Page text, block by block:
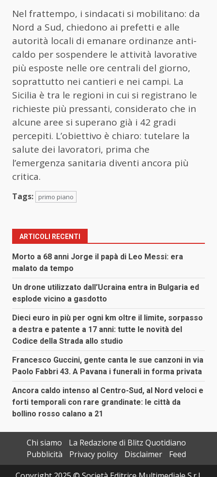
Nel frattempo, i sindacati si mobilitano: da
Nord a Sud, chiedono ai prefetti e alle
autorità locali di emanare ordinanze anti-
caldo per sospendere le attività lavorative
più esposte nelle ore centrali del giorno,
soprattutto nei cantieri e nei campi. La
Sicilia è tra le regioni in cui si registrano le
richieste più pressanti, considerato che in
alcune aree si superano già i 42 gradi
percepiti. L’obiettivo è chiaro: tutelare la
salute dei lavoratori, prima che
l’emergenza sanitaria diventi ancora più
critica.
Tags: primo piano
ARTICOLI RECENTI
Morto a 68 anni Jorge il papà di Leo Messi: era
malato da tempo
Un drone utilizzato dall’Ucraina entra in Bulgaria ed
esplode vicino a gasdotto
Dieci euro in più per ogni km oltre il limite, sorpasso
a destra e patente a 17 anni: tutte le novità del
Codice della Strada allo studio
Francesco Guccini, gente canta le sue canzoni in via
Paolo Fabbri 43. A Pavana i funerali in forma privata
Ancora caldo intenso al Centro-Sud, al Nord veloci e
forti temporali con rare grandinate: le città da
bollino rosso calano a 21
Chi siamo
La Redazione di Blitz Quotidiano
Pubblicità
Privacy policy Disclaimer
Feed